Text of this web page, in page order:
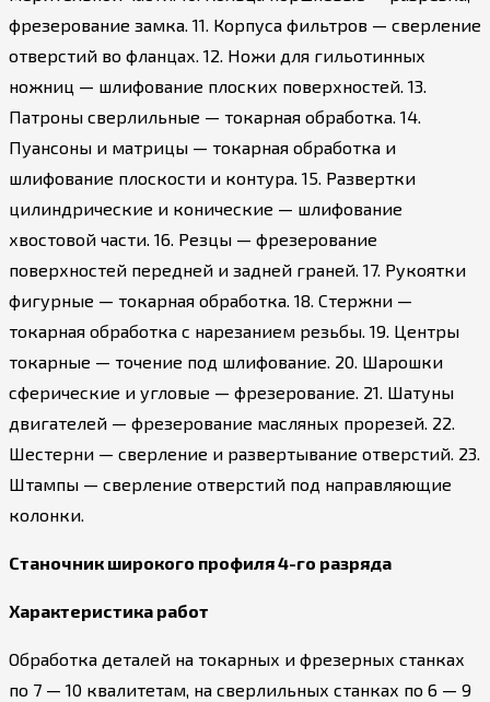
фрезерование замка. 11. Корпуса фильтров — сверление
отверстий во фланцах. 12. Ножи для гильотинных
ножниц — шлифование плоских поверхностей. 13.
Патроны сверлильные — токарная обработка. 14.
Пуансоны и матрицы — токарная обработка и
шлифование плоскости и контура. 15. Развертки
цилиндрические и конические — шлифование
хвостовой части. 16. Резцы — фрезерование
поверхностей передней и задней граней. 17. Рукоятки
фигурные — токарная обработка. 18. Стержни —
токарная обработка с нарезанием резьбы. 19. Центры
токарные — точение под шлифование. 20. Шарошки
сферические и угловые — фрезерование. 21. Шатуны
двигателей — фрезерование масляных прорезей. 22.
Шестерни — сверление и развертывание отверстий. 23.
Штампы — сверление отверстий под направляющие
колонки.
Станочник широкого профиля 4-го разряда
Характеристика работ
Обработка деталей на токарных и фрезерных станках
по 7 — 10 квалитетам, на сверлильных станках по 6 — 9